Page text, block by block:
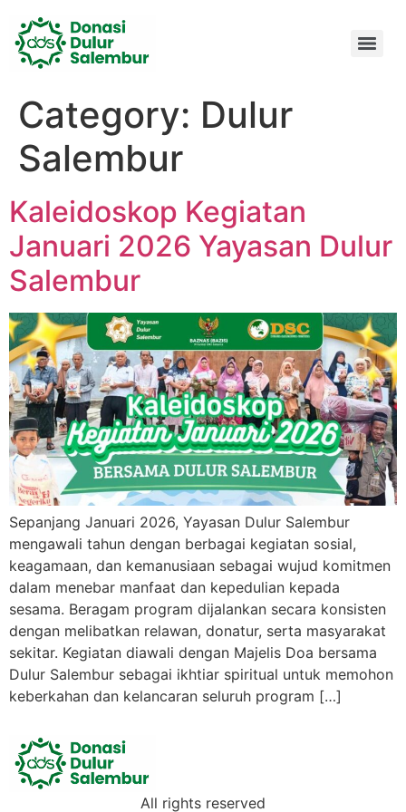
Category: Dulur
Salembur
Kaleidoskop Kegiatan
Januari 2026 Yayasan Dulur
Salembur
Sepanjang Januari 2026, Yayasan Dulur Salembur
mengawali tahun dengan berbagai kegiatan sosial,
keagamaan, dan kemanusiaan sebagai wujud komitmen
dalam menebar manfaat dan kepedulian kepada
sesama. Beragam program dijalankan secara konsisten
dengan melibatkan relawan, donatur, serta masyarakat
sekitar. Kegiatan diawali dengan Majelis Doa bersama
Dulur Salembur sebagai ikhtiar spiritual untuk memohon
keberkahan dan kelancaran seluruh program […]
All rights reserved